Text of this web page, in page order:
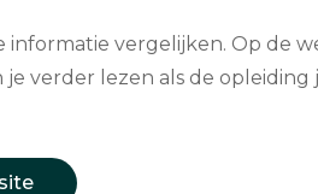
informatie vergelijken. Op de
verder lezen als de opleiding